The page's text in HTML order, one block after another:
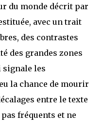
du monde décrit par
avec un trait
des contrastes
des grandes zones
signale les
la chance de mourir
entre le texte
fréquents et ne